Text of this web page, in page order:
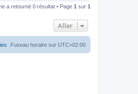
a retourné 0 résultat • Page 1 sur 1
Aller
Fuseau horaire sur UTC+02:00